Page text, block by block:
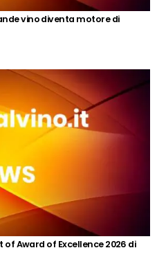
vino diventa motore di
of Award of Excellence 2026 di